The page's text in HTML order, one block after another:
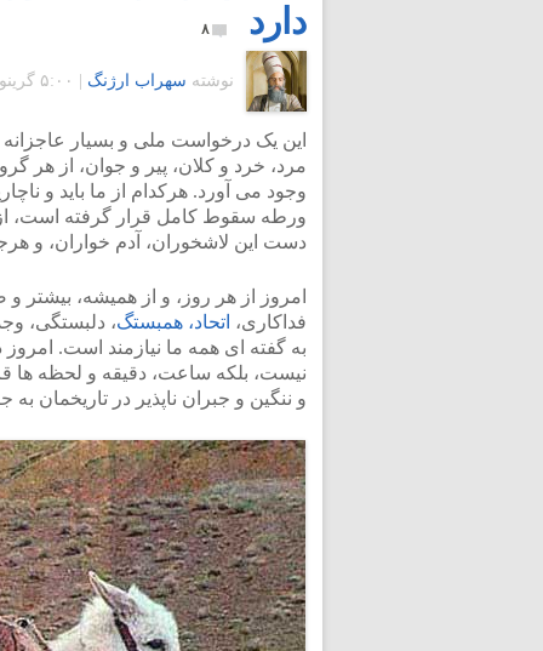
دارد
۸
نوشته سهراب ارژنگ ۵:۰۰ گرينويچ - جمعه ۴ آذر ۱۳۹۰
این یک درخواست ملی و بسیار
مرد، خرد و کلان، پیر و جوان، از هر
وجود می آورد. هرکدام از ما باید و
ورطه سقوط کامل قرار گرفته است،
دست این لاشخوران، آدم خواران، و
امروز از هر روز، و از همیشه،
فداکاری، اتحاد، همبستگ، دلبستگی،
به گفته ای همه ما نیازمند است.
نیست، بلکه ساعت، دقیقه و لحظه ها
و ننگین و جبران ناپذیر در تاریخمان